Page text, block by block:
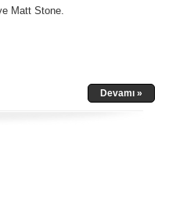
Matt Stone.
Devamı »